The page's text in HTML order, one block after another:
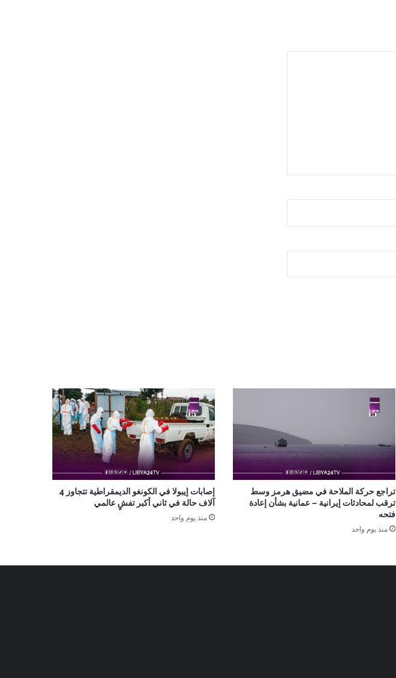
تراجع حركة الملاحة في مضيق هرمز وسط
ترقب لمحادثات إيرانية – عمانية بشأن إعادة
فتحه
منذ يوم واحد
إصابات إيبولا في الكونغو الديمقراطية تتجاوز 4
آلاف حالة في ثاني أكبر تفشٍ عالمي
منذ يوم واحد